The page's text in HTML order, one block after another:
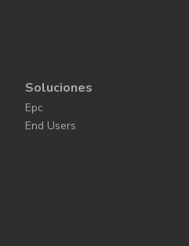
Soluciones
Epc
End Users